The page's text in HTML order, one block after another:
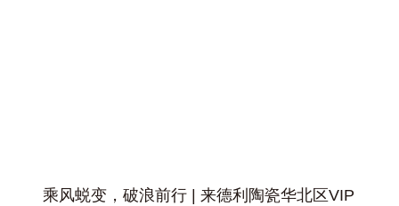
乘风蜕变，破浪前行 | 来德利陶瓷华北区VIP